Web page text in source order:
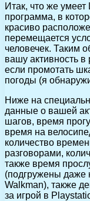
Итак, что же
программа, в
красиво
перемещается
человечек. Таким
вашу активность
если промотать
погоды (я
Ниже на
данные о вашей
шагов, время
время на
количество
разговорами,
также время
(подгружены даже
Walkman), также
за игрой в